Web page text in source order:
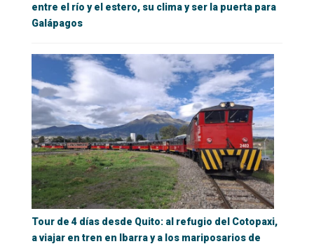
entre el río y el estero, su clima y ser la puerta para
Galápagos
Tour de 4 días desde Quito: al refugio del Cotopaxi,
a viajar en tren en Ibarra y a los mariposarios de